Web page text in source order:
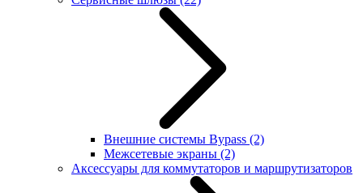
Внешние системы Bypass (2)
Межсетевые экраны (2)
Аксессуары для коммутаторов и маршрутизаторов